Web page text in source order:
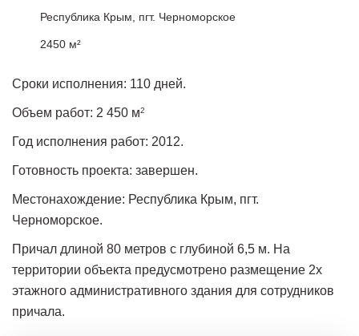
Республика Крым, пгт. Черноморское
2450 м²
Сроки исполнения: 110 дней.
Объем работ: 2 450 м2
Год исполнения работ: 2012.
Готовность проекта: завершен.
Местонахождение: Республика Крым, пгт.
Черноморское.
Причал длиной 80 метров с глубиной 6,5 м. На
территории объекта предусмотрено размещение 2х
этажного административного здания для сотрудников
причала.